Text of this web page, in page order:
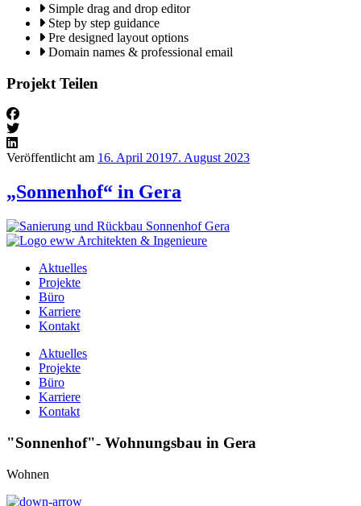
Simple drag and drop editor
Step by step guidance
Pre designed layout options
Domain names & professional email
Projekt Teilen
Veröffentlicht am 16. April 20197. August 2023
„Sonnenhof“ in Gera
Aktuelles
Projekte
Büro
Karriere
Kontakt
Aktuelles
Projekte
Büro
Karriere
Kontakt
"Sonnenhof"- Wohnungsbau in Gera
Wohnen